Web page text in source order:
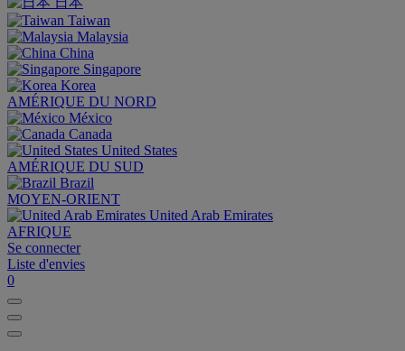
Taiwan
Malaysia
China
Singapore
Korea
AMÉRIQUE DU NORD
México
Canada
United States
AMÉRIQUE DU SUD
Brazil
MOYEN-ORIENT
United Arab Emirates
AFRIQUE
Se connecter
Liste d'envies
0